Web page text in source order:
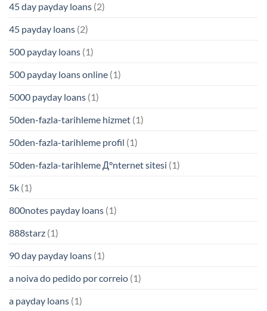
45 day payday loans (2)
45 payday loans (2)
500 payday loans (1)
500 payday loans online (1)
5000 payday loans (1)
50den-fazla-tarihleme hizmet (1)
50den-fazla-tarihleme profil (1)
50den-fazla-tarihleme Д°nternet sitesi (1)
5k (1)
800notes payday loans (1)
888starz (1)
90 day payday loans (1)
a noiva do pedido por correio (1)
a payday loans (1)